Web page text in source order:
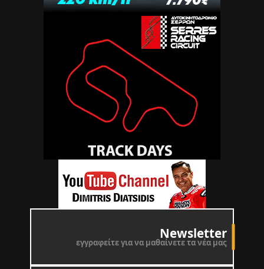
Newsletter
εγγραφείτε για να μαθαίνετε τα νέα μας